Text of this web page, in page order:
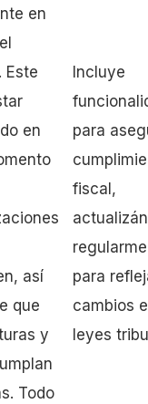
en
Este
en
así
que
y
Todo
Incluye
para
fiscal,
para
cambios
leyes